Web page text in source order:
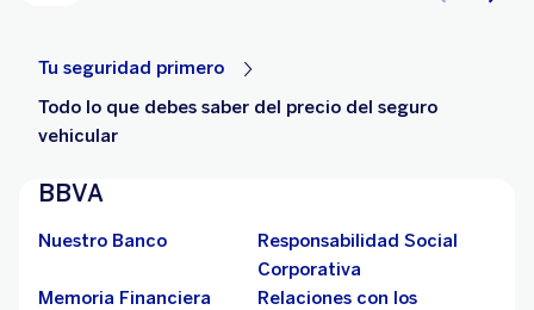
Tu seguridad primero
Todo lo que debes saber del precio del seguro
vehicular
BBVA
Nuestro Banco
Responsabilidad Social
Corporativa
Memoria Financiera
Relaciones con los